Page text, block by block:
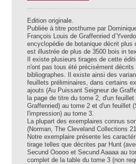
Edition originale.
Publiée à titre posthume par
François Louis de Graffenried
encyclopédie de botanique décrit plus
est illustrée de plus de 3500 bois in
Il existe plusieurs tirages de cette
n'ont pas tous été précisément décrits
bibliographes. Il existe ainsi des
feuillets préliminaires, dans certains
ajouts (Au Puissant Seigneur de
la page de titre du tome 2, d'un feuillet
Graffenried) au tome 2 et d'un feuillet
l'impression) au tome 3.
La plupart des exemplaires connus
(Norman, The Cleveland Collections
Notre exemplaire présente les
tirage telles que décrites par Hunt
Secund Ooooo et Secund Aaaaa au
complet de la table du tome 3 (non